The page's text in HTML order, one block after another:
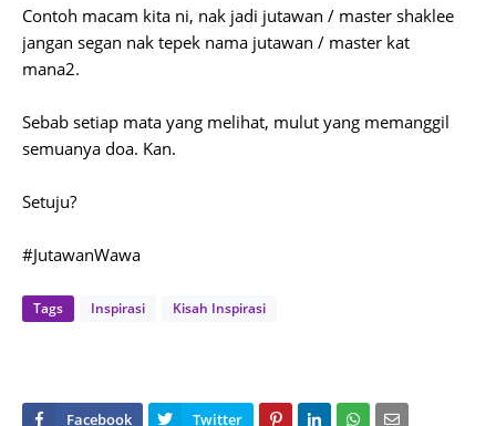
Contoh macam kita ni, nak jadi jutawan / master shaklee
jangan segan nak tepek nama jutawan / master kat
mana2.
Sebab setiap mata yang melihat, mulut yang memanggil
semuanya doa. Kan.
Setuju?
#JutawanWawa
Tags Inspirasi Kisah Inspirasi